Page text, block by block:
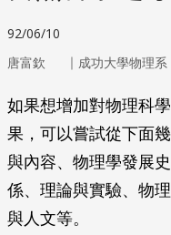
92/06/10
唐富欽 ｜ 成功大學物理系
如果想增加對物理科
果，可以嘗試從下面
與內容、物理學發展
係、理論與實驗、物
與人文等。